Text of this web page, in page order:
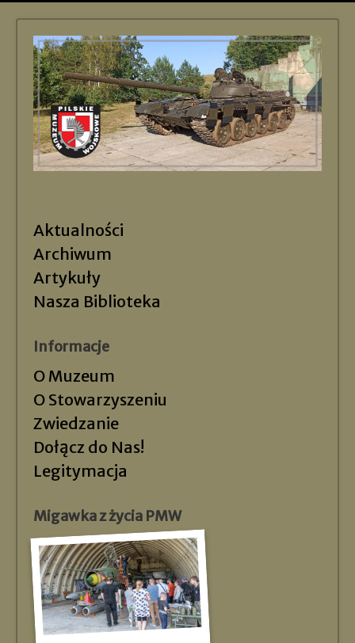
Aktualności
Archiwum
Artykuły
Nasza Biblioteka
Informacje
O Muzeum
O Stowarzyszeniu
Zwiedzanie
Dołącz do Nas!
Legitymacja
Migawka z życia PMW